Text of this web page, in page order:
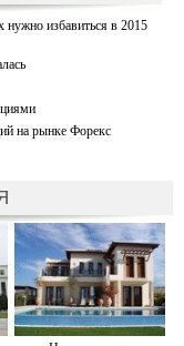
нужно избавиться в 2015
на рынке Форекс